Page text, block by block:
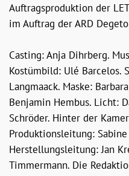
Auftragsproduktion der
im Auftrag der ARD
Casting: Anja Dihrberg.
Kostümbild: Ulé Barcelos.
Langmaack. Maske:
Benjamin Hembus. Licht:
Schröder. Hinter der
Produktionsleitung:
Herstellungsleitung: Jan
Timmermann. Die